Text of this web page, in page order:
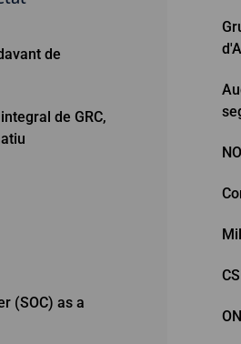
de
de GRC,
(SOC) as a